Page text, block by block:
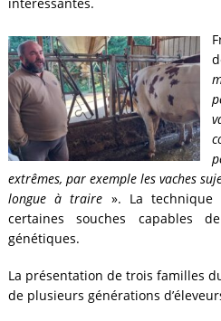
extrêmes, par exemple les vaches
longue à traire ». La
certaines souches capables
génétiques.
La présentation de trois familles
de plusieurs générations